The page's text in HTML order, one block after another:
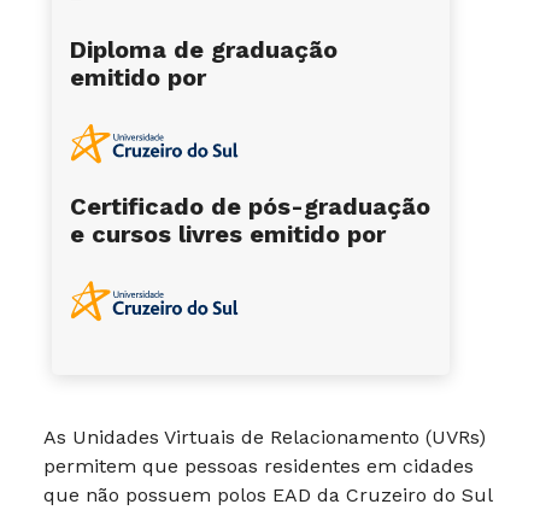
As Unidades Virtuais de Relacionamento (UVRs)
permitem que pessoas residentes em cidades
que não possuem polos EAD da Cruzeiro do Sul
Diploma de graduação
emitido por
Certificado de pós-graduação
e cursos livres emitido por